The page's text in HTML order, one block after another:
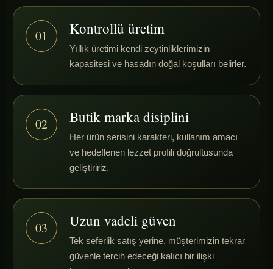
01 Kontrollü üretim
Yıllık üretimi kendi zeytinliklerimizin
kapasitesi ve hasadın doğal koşulları belirler.
02 Butik marka disiplini
Her ürün serisini karakteri, kullanım amacı
ve hedeflenen lezzet profili doğrultusunda
geliştiririz.
03 Uzun vadeli güven
Tek seferlik satış yerine, müşterimizin tekrar
güvenle tercih edeceği kalıcı bir ilişki